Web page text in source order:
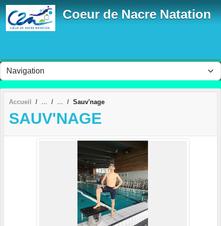
Coeur de Nacre Natation
Accueil Sauv'nage
SAUV'NAGE
Panneau de gestion des cookies